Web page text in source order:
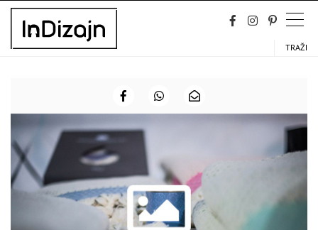
Skip
content
TRAŽI